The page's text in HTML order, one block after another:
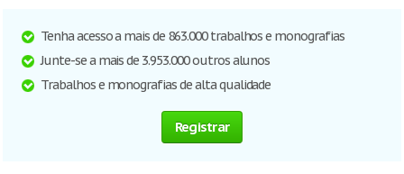
Tenha acesso a mais de 863.000 trabalhos e monografias
Junte-se a mais de 3.953.000 outros alunos
Trabalhos e monografias de alta qualidade
Registrar